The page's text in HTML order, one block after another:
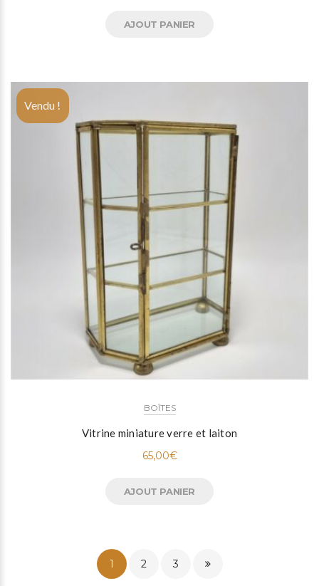
AJOUT PANIER
Vendu !
BOÎTES
Vitrine miniature verre et laiton
65,00€
AJOUT PANIER
1 2 3